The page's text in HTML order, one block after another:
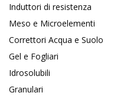
Induttori di resistenza
Meso e Microelementi
Correttori Acqua e Suolo
Gel e Fogliari
Idrosolubili
Granulari